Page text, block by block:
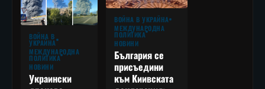
ВОЙНА В
УКРАЙНА
МЕЖДУНАРОДНА
ПОЛИТИКА
НОВИНИ
Украински
ВОЙНА В УКРАЙНА
МЕЖДУНАРОДНА
ПОЛИТИКА
НОВИНИ
България се
присъедини
към Киивската